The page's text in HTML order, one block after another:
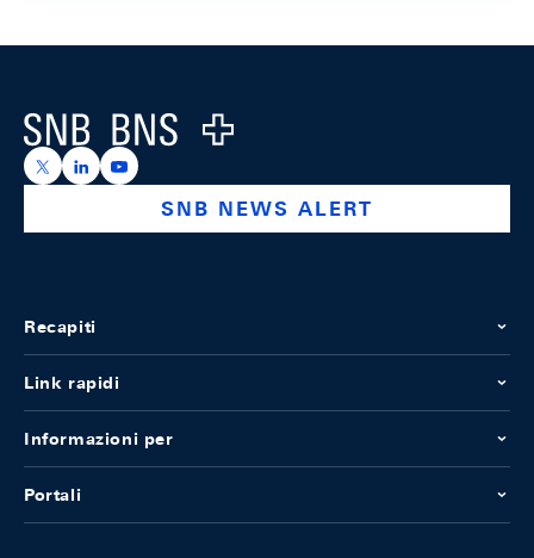
Logo
https://x.com/snb_bns
https://ch.linkedin.com/company/swiss-national-
https://www.youtube.com/@swissnationalbank
SNB NEWS ALERT
Recapiti
Link rapidi
Informazioni per
Portali